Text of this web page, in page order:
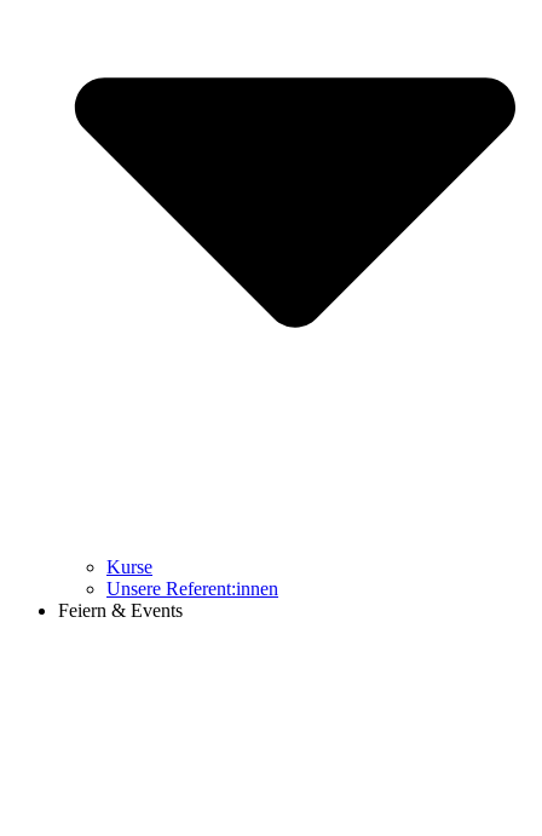
Kurse
Unsere Referent:innen
Feiern & Events